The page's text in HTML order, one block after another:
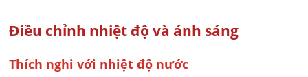
Điều chỉnh nhiệt độ và ánh sáng
Thích nghi với nhiệt độ nước